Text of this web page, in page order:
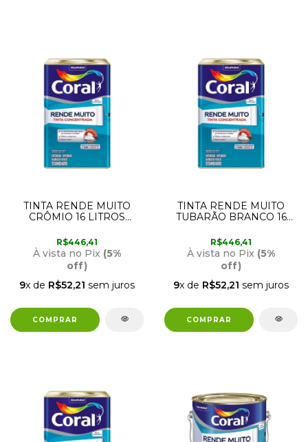
TINTA RENDE MUITO
CRÔMIO 16 LITROS
R$446,41
À vista no Pix (5%
off)
9x de R$52,21 sem juros
TINTA RENDE MUITO
TUBARÃO BRANCO 16
R$446,41
À vista no Pix (5%
off)
9x de R$52,21 sem juros